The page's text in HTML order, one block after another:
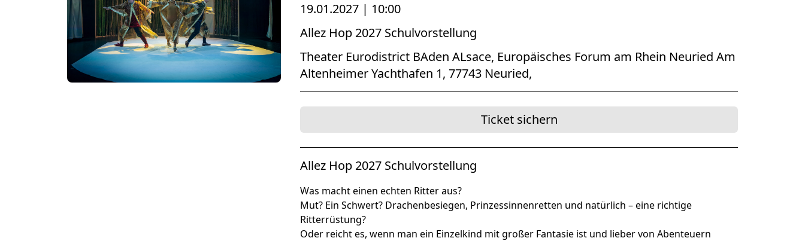
Theater BAden ALsace Spielstätte im Europäischen Forum am Rhein
Förderer und Partner Theater BAden ALsace
19.01.2027 | 10:00
Allez Hop 2027 Schulvorstellung
Theater Eurodistrict BAden ALsace, Europäisches Forum am Rhein Neuried Am
Altenheimer Yachthafen 1, 77743 Neuried,
Ticket sichern
Allez Hop 2027 Schulvorstellung
Was macht einen echten Ritter aus?
Mut? Ein Schwert? Drachenbesiegen, Prinzessinnenretten und natürlich – eine richtige
Ritterrüstung?
Oder reicht es, wenn man ein Einzelkind mit großer Fantasie ist und lieber von Abenteuern